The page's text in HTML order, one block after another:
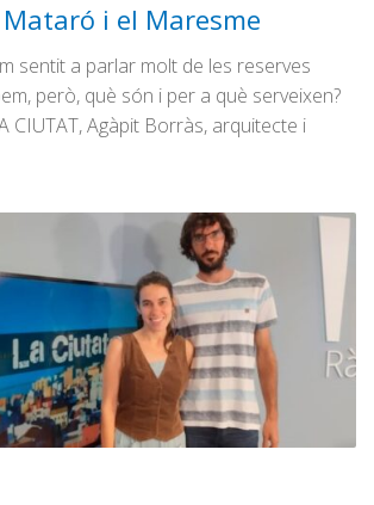
i el Maresme
sentit a parlar molt de les reserves
però, què són i per a què serveixen?
CIUTAT, Agàpit Borràs, arquitecte i